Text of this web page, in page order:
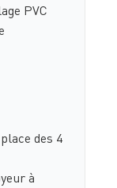
PVC
des 4
à